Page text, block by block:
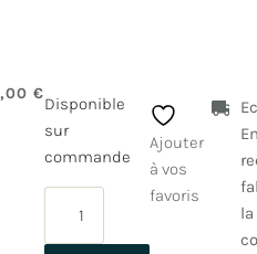
€
Disponible
sur
commande
Ajouter
à vos
favoris
la